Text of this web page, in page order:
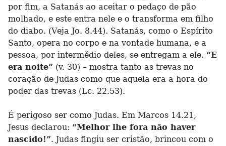
por fim, a Satanás ao aceitar o pedaço de pão
molhado, e este entra nele e o transforma em filho
do diabo. (Veja Jo. 8.44). Satanás, como o Espírito
Santo, opera no corpo e na vontade humana, e a
pessoa, por intermédio deles, se entregam a ele. “E
era noite” (v. 30) – mostra tanto as trevas no
coração de Judas como que aquela era a hora do
poder das trevas (Lc. 22.53).
É perigoso ser como Judas. Em Marcos 14.21,
Jesus declarou: “Melhor lhe fora não haver
nascido!”. Judas fingiu ser cristão, brincou com o